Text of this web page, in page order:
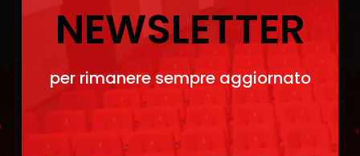
NEWSLETTER
per rimanere sempre aggiornato